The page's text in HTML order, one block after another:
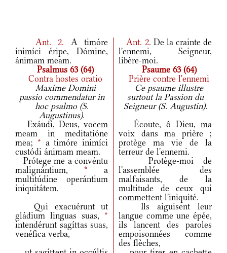
Ant. 2. A timóre
inimíci éripe, Dómine,
ánimam meam.
Ant. 2. De la crainte de
l'ennemi, Seigneur,
libère-moi.
Psalmus 63 (64)
Psaume 63 (64)
Contra hostes oratio
Prière contre l'ennemi
Maxime Domini
passio commendatur in
hoc psalmo (S.
Augustinus).
Ce psaume illustre
surtout la Passion du
Seigneur (S. Augustin).
Exáudi, Deus, vocem
meam in meditatióne
mea; * a timóre inimíci
custódi ánimam meam.
Écoute, ô Dieu, ma
voix dans ma prière ;
protège ma vie de la
terreur de l'ennemi.
Prótege me a convéntu
malignántium, * a
multitúdine operántium
iniquitátem.
Protège-moi de
l'assemblée des
malfaisants, de la
multitude de ceux qui
commettent l'iniquité.
Qui exacuérunt ut
gládium linguas suas, *
intendérunt sagíttas suas,
venéfica verba,
Ils aiguisent leur
langue comme une épée,
ils lancent des paroles
empoisonnées comme
des flèches,